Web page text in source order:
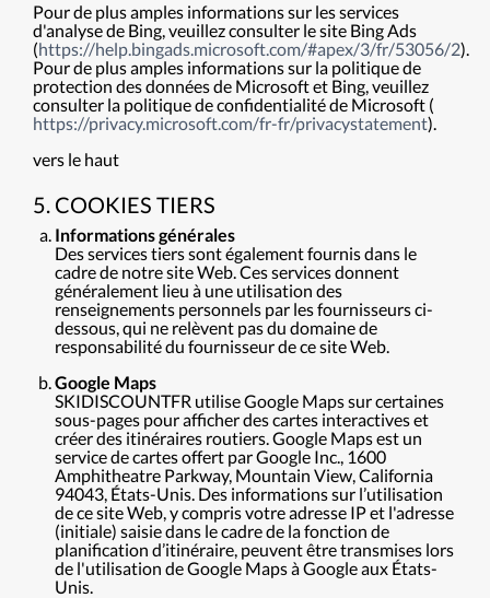
Pour de plus amples informations sur les services
d'analyse de Bing, veuillez consulter le site Bing Ads
(https://help.bingads.microsoft.com/#apex/3/fr/53056/2).
Pour de plus amples informations sur la politique de
protection des données de Microsoft et Bing, veuillez
consulter la politique de confidentialité de Microsoft (
https://privacy.microsoft.com/fr-fr/privacystatement).
vers le haut
5. COOKIES TIERS
Informations générales
Des services tiers sont également fournis dans le
cadre de notre site Web. Ces services donnent
généralement lieu à une utilisation des
renseignements personnels par les fournisseurs ci-
dessous, qui ne relèvent pas du domaine de
responsabilité du fournisseur de ce site Web.
Google Maps
SKIDISCOUNTFR utilise Google Maps sur certaines
sous-pages pour afficher des cartes interactives et
créer des itinéraires routiers. Google Maps est un
service de cartes offert par Google Inc., 1600
Amphitheatre Parkway, Mountain View, California
94043, États-Unis. Des informations sur l’utilisation
de ce site Web, y compris votre adresse IP et l'adresse
(initiale) saisie dans le cadre de la fonction de
planification d’itinéraire, peuvent être transmises lors
de l'utilisation de Google Maps à Google aux États-
Unis.